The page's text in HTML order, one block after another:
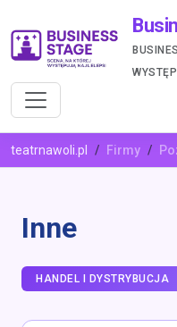
teatrnawoli.pl Firmy
Inne
HANDEL I DYSTRYBUCJA